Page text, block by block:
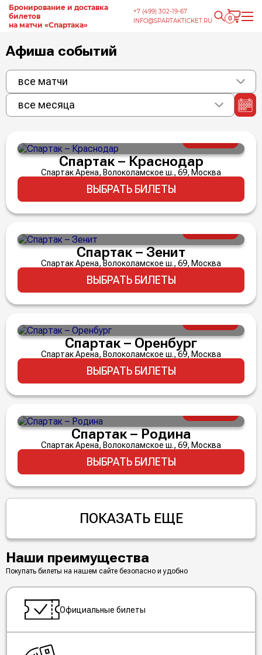
Бронирование и доставка
билетов
на матчи «Спартака»
+7 (499) 302-19-67
INFO@SPARTAKTICKET.RU
0
Афиша событий
все матчи
все месяца
Спартак – Краснодар
Спартак Арена, Волоколамское ш., 69, Москва
ВЫБРАТЬ БИЛЕТЫ
Спартак – Зенит
Спартак Арена, Волоколамское ш., 69, Москва
ВЫБРАТЬ БИЛЕТЫ
Спартак – Оренбург
Спартак Арена, Волоколамское ш., 69, Москва
ВЫБРАТЬ БИЛЕТЫ
Спартак – Родина
Спартак Арена, Волоколамское ш., 69, Москва
ВЫБРАТЬ БИЛЕТЫ
ПОКАЗАТЬ ЕЩЕ
Наши преимущества
Покупать билеты на нашем сайте безопасно и удобно
Официальные билеты